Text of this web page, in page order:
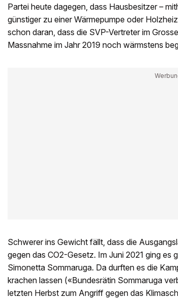
Partei heute dagegen, dass Hausbesitzer –
günstiger zu einer Wärmepumpe oder
schon daran, dass die SVP-Vertreter im
Massnahme im Jahr 2019 noch wärmstens
Schwerer ins Gewicht fällt, dass die
gegen das CO2-Gesetz. Im Juni 2021 ging es
Simonetta Sommaruga. Da durften es die
krachen lassen («Bundesrätin Sommaruga
letzten Herbst zum Angriff gegen das